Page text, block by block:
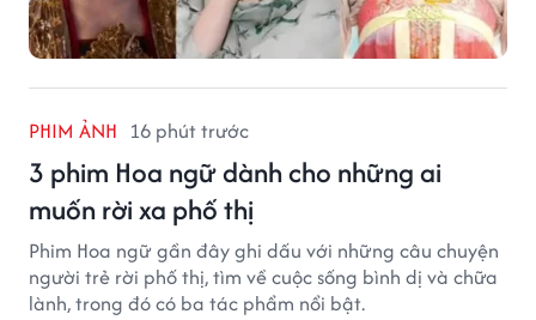
PHIM ẢNH 16 phút trước
3 phim Hoa ngữ dành cho những ai
muốn rời xa phố thị
Phim Hoa ngữ gần đây ghi dấu với những câu chuyện
người trẻ rời phố thị, tìm về cuộc sống bình dị và chữa
lành, trong đó có ba tác phẩm nổi bật.